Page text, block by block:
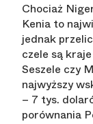
Chociaż
Kenia to
jednak
czele są
Seszele czy
najwyższy
– 7 tys.
porównania